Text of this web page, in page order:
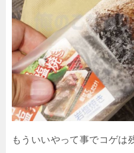
もういいやって事でコゲは